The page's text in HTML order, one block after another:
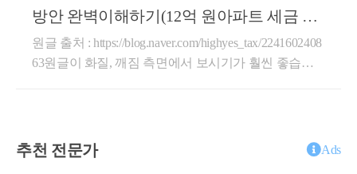
코인과 세금, 그리고 자금출처조사 이야기 : 네이버 도서
59페이지)정부는 주택에 대한 장기보유특별공제를실
거주 중심으로 전면 개편할 예정입니다.명칭 변경 및
부동산 종류에 따른 제도 이원화(56페이지)1세대 1주
택자주택 공제방식 및 공제율 변경(57페이지)다주택자
경우 보유기간에 따른 공제는 단계적으로 축소하고 거
게 규정되어 있습니다. 그마저도 모든 사례를 담지 못
하기 때문에 국세청과 기재부 유권해석이 변경되면서
납세자들이 피해를 보는 사례도 있습니다.양도소득세
게 해석하는 것은 현실적으로 불가능하겠지만, 내 자
방안 완벽이해하기(12억 원아파트 세금 9
5% 절세사례)
원글 출처 : https://blog.naver.com/highyes_tax/2241602408
63원글이 화질, 깨짐 측면에서 보시기가 훨씬 좋습니
다.-부담부증여 양도세- 부담부증여 취득세- 부담부증
여 증여세 계산구조- 아파트 부담부증여부터 입주권,
추천 전문가 Ads